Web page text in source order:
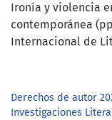
Ironía y violencia
contemporánea
Internacional de
Derechos de autor
Investigaciones